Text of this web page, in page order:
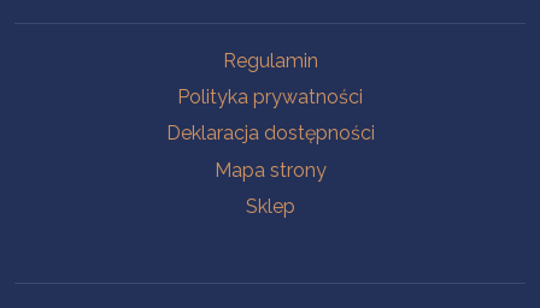
Regulamin
Polityka prywatności
Deklaracja dostępności
Mapa strony
Sklep